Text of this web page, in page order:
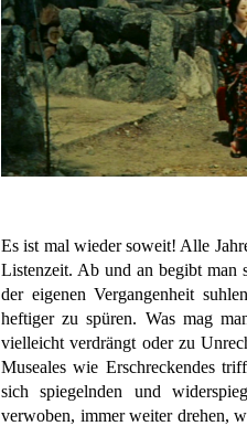
Es ist mal wieder soweit! Alle
Listenzeit. Ab und an begibt man
der eigenen Vergangenheit
heftiger zu spüren. Was mag
vielleicht verdrängt oder zu
Museales wie Erschreckendes
sich spiegelnden und
verwoben, immer weiter drehen,